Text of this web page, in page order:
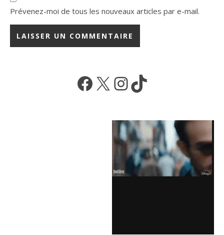
Prévenez-moi de tous les nouveaux articles par e-mail.
Facebook
X Instagram
TikTok